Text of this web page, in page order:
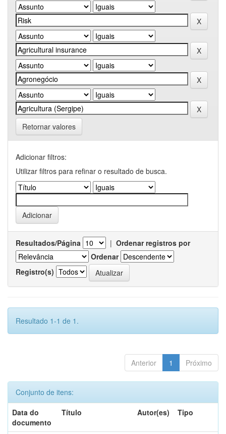
Retornar valores
Adicionar filtros:
Utilizar filtros para refinar o resultado de busca.
Resultados/Página | Ordenar registros por
Ordenar
Registro(s)
Resultado 1-1 de 1.
Anterior 1 Próximo
Conjunto de itens:
Data do
documento
Título Autor(es) Tipo